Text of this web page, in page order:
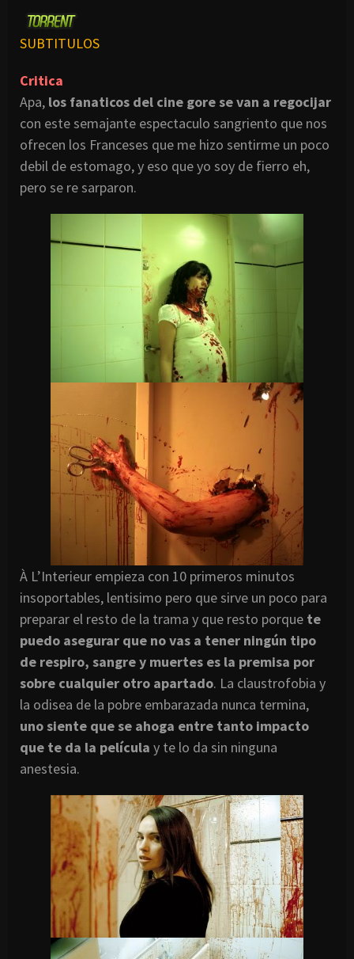
SUBTITULOS
Critica
Apa, los fanaticos del cine gorese van a regocijar
con estesemajante espectaculo sangriento que nos
ofrecen los Franceses que me hizo sentirme un poco
debil de estomago, y eso que yo soy de fierro eh,
pero se resarparon.
À L’Interieur empieza con 10 primeros minutos
insoportables, lentisimo pero que sirve un poco para
preparar el resto de la trama y que resto porque te
puedo asegurar que no vas a tener ningún tipo
de respiro, sangre y muertes es la premisa por
sobre cualquier otro apartado. La claustrofobia y
la odisea de la pobre embarazada nunca termina,
uno siente que se ahoga entre tanto impacto
que te da la película y te lo da sin ninguna
anestesia.